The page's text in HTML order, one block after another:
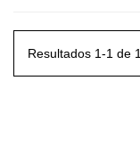
Resultados 1-1 de 1.